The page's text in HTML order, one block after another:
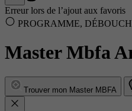
Erreur lors de l’ajout aux favoris
PROGRAMME,
Master Mbfa
Trouver mon Master MBFA